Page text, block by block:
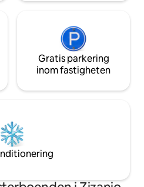
Gratis parkering
inom fastigheten